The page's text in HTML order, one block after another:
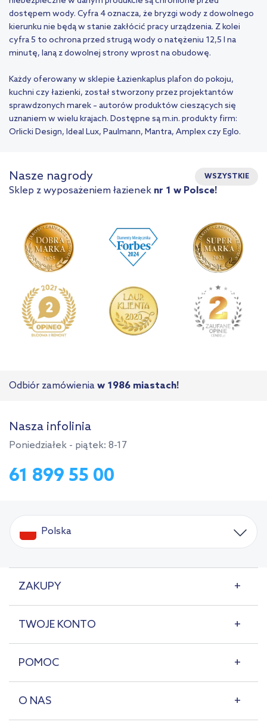
dostępem wody. Cyfra 4 oznacza, że bryzgi wody z dowolnego
kierunku nie będą w stanie zakłócić pracy urządzenia. Z kolei
cyfra 5 to ochrona przed strugą wody o natężeniu 12,5 l na
minutę, laną z dowolnej strony wprost na obudowę.
Każdy oferowany w sklepie Łazienkaplus plafon do pokoju,
kuchni czy łazienki, został stworzony przez projektantów
sprawdzonych marek – autorów produktów cieszących się
uznaniem w wielu krajach. Dostępne są m.in. produkty firm:
Orlicki Design, Ideal Lux, Paulmann, Mantra, Amplex czy Eglo.
Nasze nagrody WSZYSTKIE
Sklep z wyposażeniem łazienek nr 1 w Polsce!
Odbiór zamówienia w 1986 miastach!
Nasza infolinia
Poniedziałek - piątek: 8-17
61 899 55 00
Polska
ZAKUPY
TWOJE KONTO
POMOC
O NAS